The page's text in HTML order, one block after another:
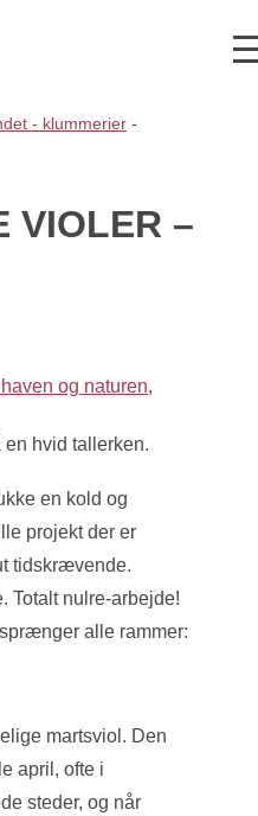
- klummerier -
VIOLER –
og naturen,
en kold og
projekt der er
tidskrævende.
Totalt nulre-arbejde!
alle rammer:
martsviol. Den
april, ofte i
steder, og når